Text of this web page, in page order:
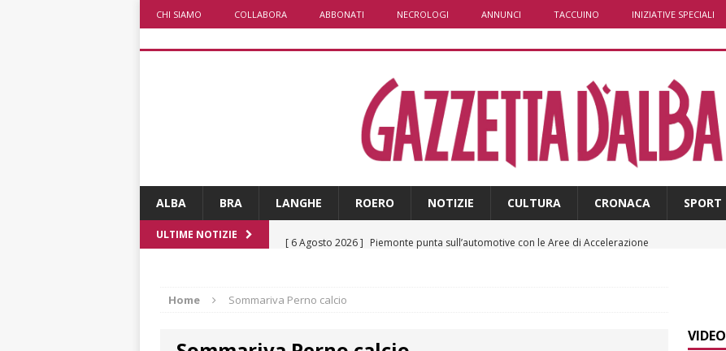
CHI SIAMO COLLABORA ABBONATI NECROLOGI ANNUNCI TACCUINO INIZIATIVE SPECIALI
ALBA BRA LANGHE ROERO NOTIZIE CULTURA CRONACA SPORT
ULTIME NOTIZIE
[ 6 Agosto 2026 ] ITINERARI / In gita a Infini.To, il sorprendente museo e
Home Sommariva Perno calcio
VIDEO